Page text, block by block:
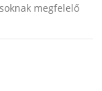
megfelelő